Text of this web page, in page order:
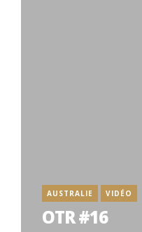
AUSTRALIE VIDÉO
OTR #16